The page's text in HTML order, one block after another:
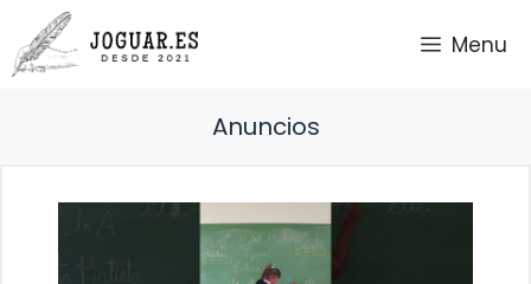
Saltar
al
contenido
Menu
Anuncios